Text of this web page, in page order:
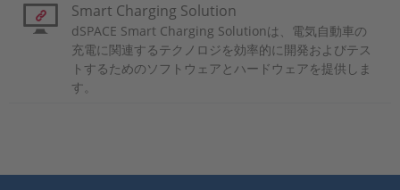
Smart Charging Solution
dSPACE Smart Charging Solutionは、電気自動車の
充電に関連するテクノロジを効率的に開発およびテス
トするためのソフトウェアとハードウェアを提供しま
す。